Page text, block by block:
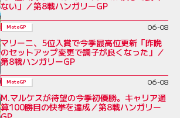
ない」／第8戦ハンガリーGP
MotoGP 06-08
マリーニ、5位入賞で今季最高位更新「昨晩
のセットアップ変更で調子が良くなった」／
第8戦ハンガリーGP
MotoGP 06-08
M.マルケスが待望の今季初優勝。キャリア通
算100勝目の快挙を達成／第8戦ハンガリー